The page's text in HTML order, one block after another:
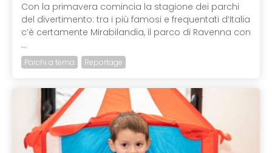
Con la primavera comincia la stagione dei parchi
del divertimento: tra i più famosi e frequentati d’Italia
c’è certamente Mirabilandia, il parco di Ravenna con
...
Parchi a tema Reportage